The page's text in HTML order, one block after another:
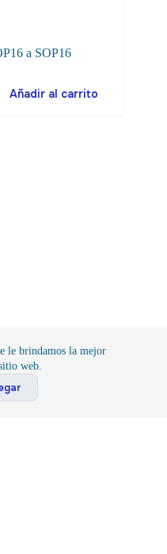
le brindamos la mejor
web.
a SOP16
Añadir al carrito